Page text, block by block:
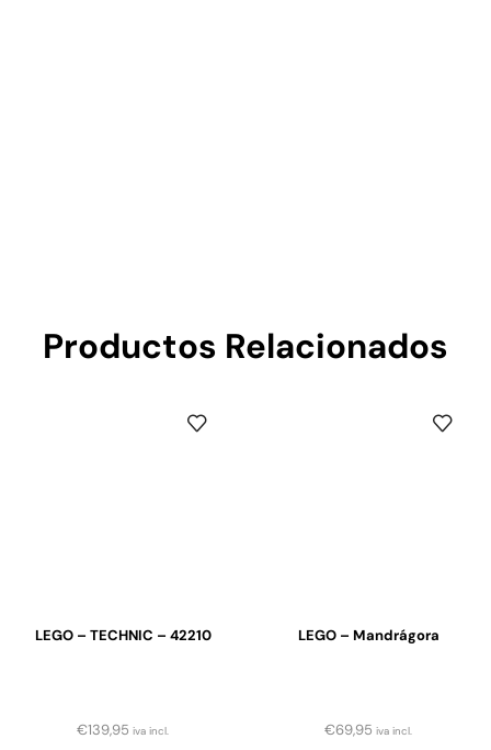
Productos Relacionados
LEGO – TECHNIC – 42210
€139,95 iva incl.
LEGO – Mandrágora
€69,95 iva incl.